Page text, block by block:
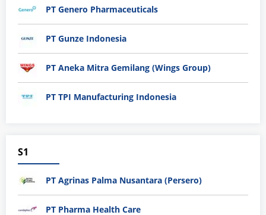
PT Genero Pharmaceuticals
PT Gunze Indonesia
PT Aneka Mitra Gemilang (Wings Group)
PT TPI Manufacturing Indonesia
S1
PT Agrinas Palma Nusantara (Persero)
PT Pharma Health Care